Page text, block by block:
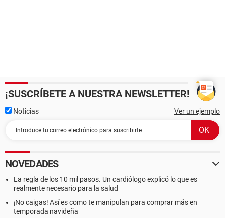
¡SUSCRÍBETE A NUESTRA NEWSLETTER!
Noticias Ver un ejemplo
NOVEDADES
La regla de los 10 mil pasos. Un cardiólogo explicó lo que es
realmente necesario para la salud
¡No caigas! Así es como te manipulan para comprar más en
temporada navideña